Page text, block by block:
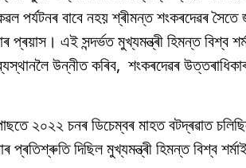
পৰ্যটনৰ বাবে নহয় শ্ৰীমন্ত শংকৰদেৱৰ
এই সন্দৰ্ভত মুখ্যমন্ত্ৰী হিমন্ত বিশ্ব
উন্নীত কৰিব, শংকৰদেৱৰ
২০২২ চনৰ ডিচেম্বৰ মাহত বটদ্ৰৱাত
দিছিল মুখ্যমন্ত্ৰী হিমন্ত বিশ্ব